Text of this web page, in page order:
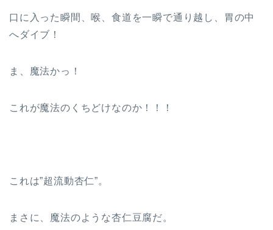
口に入った瞬間、喉、食道を一瞬で通り越し、胃の中
へダイブ！
ま、魔法かっ！
これが魔法のくちどけなのか！！！
これは”超流動杏仁”。
まさに、魔法のような杏仁豆腐だ。